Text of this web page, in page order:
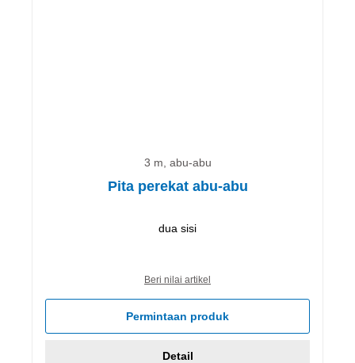
3 m, abu-abu
Pita perekat abu-abu
dua sisi
Beri nilai artikel
Permintaan produk
Detail